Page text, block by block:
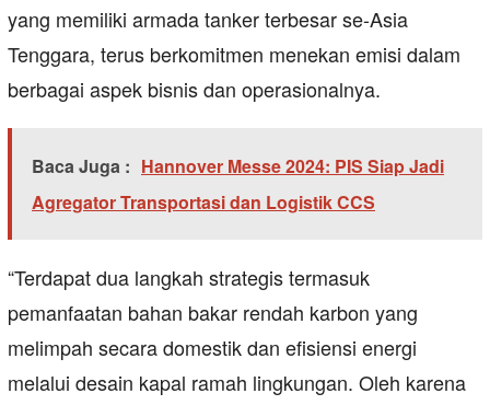
yang memiliki armada tanker terbesar se-Asia
Tenggara, terus berkomitmen menekan emisi dalam
berbagai aspek bisnis dan operasionalnya.
Baca Juga : Hannover Messe 2024: PIS Siap Jadi
Agregator Transportasi dan Logistik CCS
“Terdapat dua langkah strategis termasuk
pemanfaatan bahan bakar rendah karbon yang
melimpah secara domestik dan efisiensi energi
melalui desain kapal ramah lingkungan. Oleh karena